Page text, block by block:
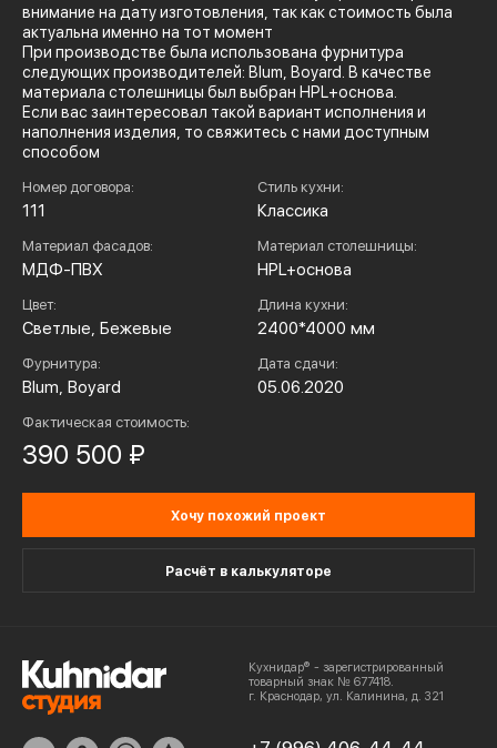
внимание на дату изготовления, так как стоимость была
актуальна именно на тот момент
При производстве была использована фурнитура
следующих производителей: Blum, Boyard. В качестве
материала столешницы был выбран HPL+основа.
Если вас заинтересовал такой вариант исполнения и
наполнения изделия, то свяжитесь с нами доступным
способом
Номер договора:
111
Стиль кухни:
Классика
Материал фасадов:
МДФ-ПВХ
Материал столешницы:
HPL+основа
Цвет:
Светлые, Бежевые
Длина кухни:
2400*4000 мм
Фурнитура:
Blum, Boyard
Дата сдачи:
05.06.2020
Фактическая стоимость:
390 500 ₽
Хочу похожий проект
Расчёт в калькуляторе
Кухнидар® - зарегистрированный
товарный знак № 677418.
г. Краснодар, ул. Калинина, д. 321